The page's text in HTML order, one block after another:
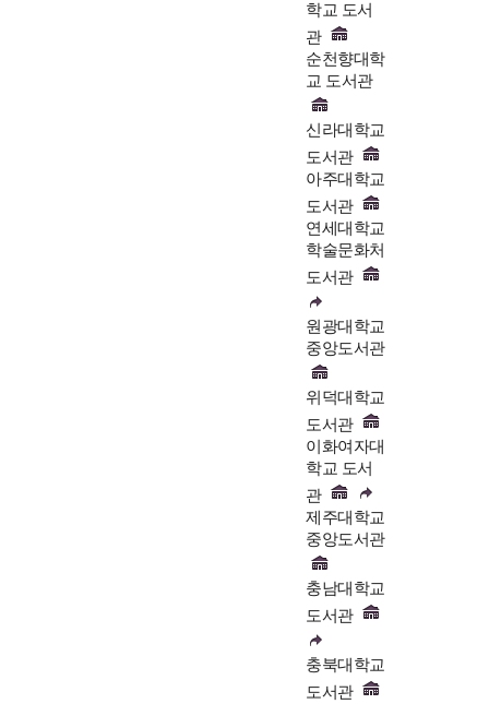
학교 도서
관
순천향대학
교 도서관
신라대학교
도서관
아주대학교
도서관
연세대학교
학술문화처
도서관
원광대학교
중앙도서관
위덕대학교
도서관
이화여자대
학교 도서
관
제주대학교
중앙도서관
충남대학교
도서관
충북대학교
도서관